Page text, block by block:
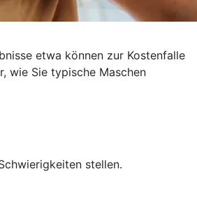
etwa können zur Kostenfalle
wie Sie typische Maschen
stellen.